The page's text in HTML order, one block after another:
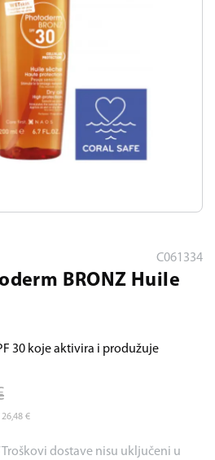
C061334
BRONZ Huile
30 koje aktivira i produžuje
26,48 €
dostave nisu uključeni u